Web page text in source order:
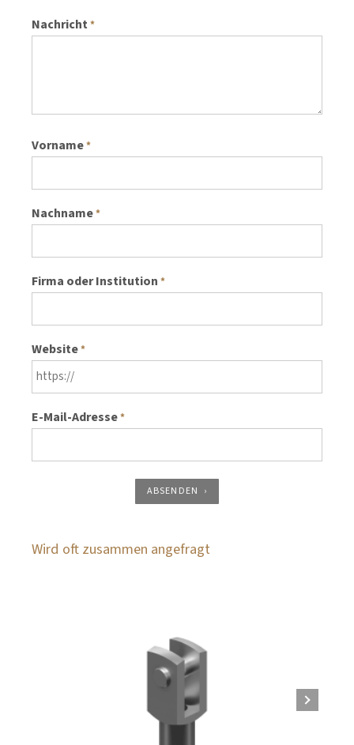
Nachricht*
Vorname*
Nachname*
Firma oder Institution *
Website*
E-Mail-Adresse*
ABSENDEN
Wird oft zusammen angefragt